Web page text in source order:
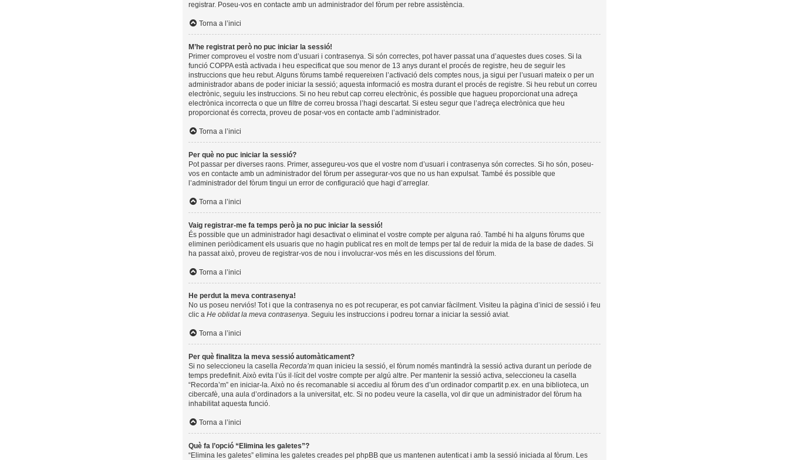
registrar. Poseu-vos en contacte amb un administrador del fòrum per rebre assistència.
Torna a l’inici
M’he registrat però no puc iniciar la sessió!
Primer comproveu el vostre nom d’usuari i contrasenya. Si són correctes, pot haver passat una d’aquestes dues coses. Si la
funció COPPA està activada i heu especificat que sou menor de 13 anys durant el procés de registre, heu de seguir les
instruccions que heu rebut. Alguns fòrums també requereixen l’activació dels comptes nous, ja sigui per l’usuari mateix o per un
administrador abans de poder iniciar la sessió; aquesta informació es mostra durant el procés de registre. Si heu rebut un correu
electrònic, seguiu les instruccions. Si no heu rebut cap correu electrònic, és possible que hagueu proporcionat una adreça
electrònica incorrecta o que un filtre de correu brossa l’hagi descartat. Si esteu segur que l’adreça electrònica que heu
proporcionat és correcta, proveu de posar-vos en contacte amb l’administrador.
Torna a l’inici
Per què no puc iniciar la sessió?
Pot passar per diverses raons. Primer, assegureu-vos que el vostre nom d’usuari i contrasenya són correctes. Si ho són, poseu-
vos en contacte amb un administrador del fòrum per assegurar-vos que no us han expulsat. També és possible que
l’administrador del fòrum tingui un error de configuració que hagi d’arreglar.
Torna a l’inici
Vaig registrar-me fa temps però ja no puc iniciar la sessió!
És possible que un administrador hagi desactivat o eliminat el vostre compte per alguna raó. També hi ha alguns fòrums que
eliminen periòdicament els usuaris que no hagin publicat res en molt de temps per tal de reduir la mida de la base de dades. Si
ha passat això, proveu de registrar-vos de nou i involucrar-vos més en les discussions del fòrum.
Torna a l’inici
He perdut la meva contrasenya!
No us poseu nerviós! Tot i que la contrasenya no es pot recuperar, es pot canviar fàcilment. Visiteu la pàgina d’inici de sessió i feu
clic a He oblidat la meva contrasenya. Seguiu les instruccions i podreu tornar a iniciar la sessió aviat.
Torna a l’inici
Per què finalitza la meva sessió automàticament?
Si no seleccioneu la casella Recorda’m quan inicieu la sessió, el fòrum només mantindrà la sessió activa durant un període de
temps predefinit. Això evita l’ús il·lícit del vostre compte per algú altre. Per mantenir la sessió activa, seleccioneu la casella
“Recorda’m” en iniciar-la. Això no és recomanable si accediu al fòrum des d’un ordinador compartit p.ex. en una biblioteca, un
cibercafè, una aula d’ordinadors a la universitat, etc. Si no podeu veure la casella, vol dir que un administrador del fòrum ha
inhabilitat aquesta funció.
Torna a l’inici
Què fa l’opció “Elimina les galetes”?
“Elimina les galetes” elimina les galetes creades pel phpBB que us mantenen autenticat i amb la sessió iniciada al fòrum. Les